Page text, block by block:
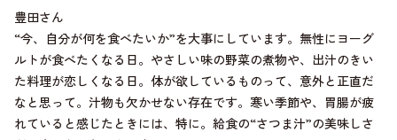
豊田さん
“今、自分が何を食べたいか”を大事にしています。無性にヨーグ
ルトが食べたくなる日。やさしい味の野菜の煮物や、出汁のきい
た料理が恋しくなる日。体が欲しているものって、意外と正直だ
なと思って。汁物も欠かせない存在です。寒い季節や、胃腸が疲
れていると感じたときには、特に。給食の“さつま汁”の美味しさ